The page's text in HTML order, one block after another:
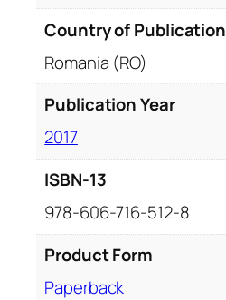
Country of Publication
Romania (RO)
Publication Year
2017
ISBN-13
978-606-716-512-8
Product Form
Paperback